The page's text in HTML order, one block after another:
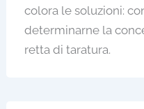
colora le soluzioni:
determinarne la
retta di taratura.